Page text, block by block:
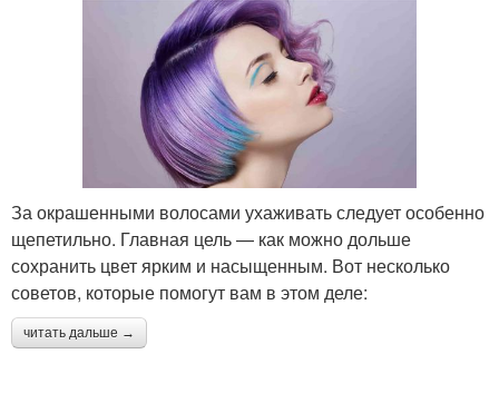
За окрашенными волосами ухаживать следует особенно
щепетильно. Главная цель — как можно дольше
сохранить цвет ярким и насыщенным. Вот несколько
советов, которые помогут вам в этом деле:
читать дальше →